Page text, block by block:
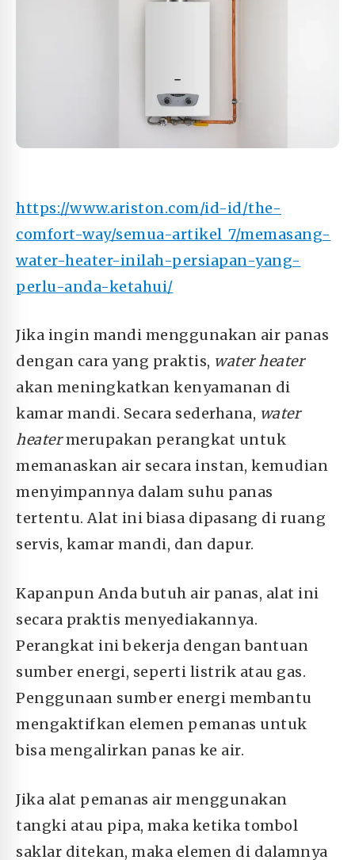
https://www.ariston.com/id-id/the-
comfort-way/semua-artikel_7/memasang-
water-heater-inilah-persiapan-yang-
perlu-anda-ketahui/
Jika ingin mandi menggunakan air panas
dengan cara yang praktis, water heater
akan meningkatkan kenyamanan di
kamar mandi. Secara sederhana, water
heatermerupakan perangkat untuk
memanaskan air secara instan, kemudian
menyimpannya dalam suhu panas
tertentu. Alat ini biasa dipasang di ruang
servis, kamar mandi, dan dapur.
Kapanpun Anda butuh air panas, alat ini
secara praktis menyediakannya.
Perangkat ini bekerja dengan bantuan
sumber energi, seperti listrik atau gas.
Penggunaan sumber energi membantu
mengaktifkan elemen pemanas untuk
bisa mengalirkan panas ke air.
Jika alat pemanas air menggunakan
tangki atau pipa, maka ketika tombol
saklar ditekan, maka elemen di dalamnya